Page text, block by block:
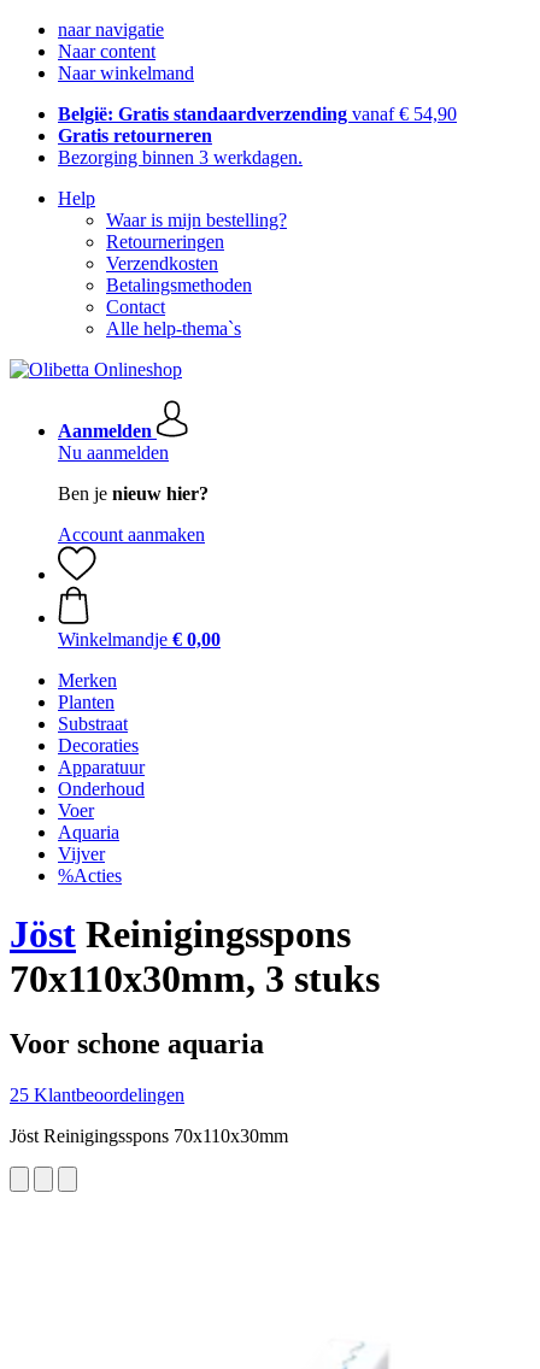
naar navigatie
Naar content
Naar winkelmand
België: Gratis standaardverzending vanaf € 54,90
Gratis retourneren
Bezorging binnen 3 werkdagen.
Help
Waar is mijn bestelling?
Retourneringen
Verzendkosten
Betalingsmethoden
Contact
Alle help-thema`s
Aanmelden
Nu aanmelden
Ben je nieuw hier?
Account aanmaken
Winkelmandje € 0,00
Merken
Planten
Substraat
Decoraties
Apparatuur
Onderhoud
Voer
Aquaria
Vijver
%Acties
Jöst Reinigingsspons
70x110x30mm, 3 stuks
Voor schone aquaria
25 Klantbeoordelingen
Jöst Reinigingsspons 70x110x30mm